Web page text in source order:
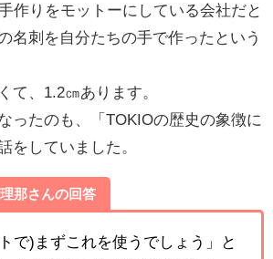
作りをモットーにしている会社だと
名刺を自分たちの手で作ったという
て、1.2㎝あります。
ったのも、「TOKIOの歴史の象徴に
をしていました。
那さんの回答
で)まずこれを使うでしょう」と